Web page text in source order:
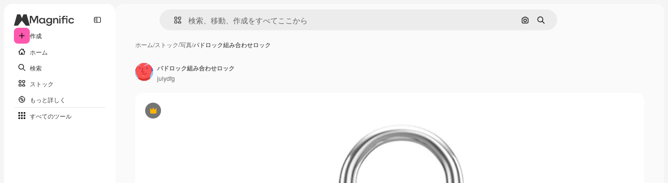
作成
ホーム
検索
ストック
もっと詳しく
すべてのツール
画像で検索
検索
ホーム/ストック/写真/パドロック組み合わせロック
Premium
パドロック組み合わせロック
julydfg